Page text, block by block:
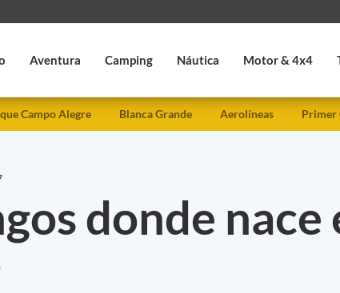
Aventura Camping Náutica Motor & 4x4
Campo Alegre Blanca Grande Aerolíneas Primer
donde nace